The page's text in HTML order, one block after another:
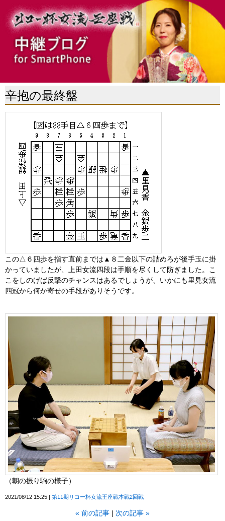
辛抱の最終盤
この△６四歩を指す直前までは▲８二金以下の詰めろが後手玉に掛
かっていましたが、上田女流四段は手順を尽くして防ぎました。こ
こをしのげば反撃のチャンスはあるでしょうが、いかにも里見女流
四冠から何か寄せの手段がありそうです。
（朝の振り駒の様子）
2021/08/12 15:25 第11期リコー杯女流王座戦本戦2回戦
« 前の記事 次の記事 »